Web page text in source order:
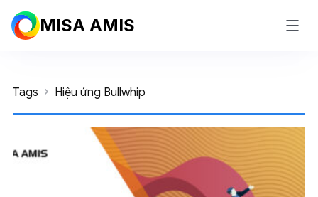
MISA AMIS
Tags Hiệu ứng Bullwhip